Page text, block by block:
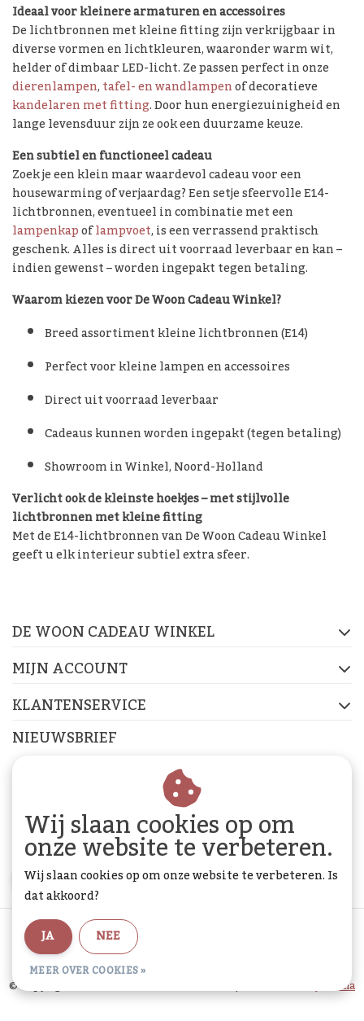
Ideaal voor kleinere armaturen en accessoires
De lichtbronnen met kleine fitting zijn verkrijgbaar in
diverse vormen en lichtkleuren, waaronder warm wit,
helder of dimbaar LED-licht. Ze passen perfect in onze
dierenlampen,tafel- en wandlampenof decoratieve
kandelaren met fitting. Door hun energiezuinigheid en
lange levensduur zijn ze ook een duurzame keuze.
Een subtiel en functioneel cadeau
Zoek je een klein maar waardevol cadeau voor een
housewarming of verjaardag? Een setje sfeervolle E14-
lichtbronnen, eventueel in combinatie met een
lampenkapoflampvoet, is een verrassend praktisch
geschenk. Alles is direct uit voorraad leverbaar en kan –
indien gewenst – worden ingepakt tegen betaling.
Waarom kiezen voor De Woon Cadeau Winkel?
Breed assortiment kleine lichtbronnen (E14)
Perfect voor kleine lampen en accessoires
Direct uit voorraad leverbaar
Cadeaus kunnen worden ingepakt (tegen betaling)
Showroom in Winkel, Noord-Holland
Verlicht ook de kleinste hoekjes – met stijlvolle
lichtbronnen met kleine fitting
Met de E14-lichtbronnen van De Woon Cadeau Winkel
geeft u elk interieur subtiel extra sfeer.
De Woon Cadeau Winkel
DE WOON CADEAU WINKEL
MIJN ACCOUNT
KLANTENSERVICE
NIEUWSBRIEF
Abonneer je op onze nieuwsbrief om op de hoogte te
ABONNEER
Algemene voorwaarden
© Copyright 2026 - De Woon Cadeau Winkel | RealisatieInStijl Media
Wij slaan cookies op om
onze website te verbeteren.
Wij slaan cookies op om onze website te verbeteren. Is
dat akkoord?
JA
NEE
MEER OVER COOKIES »